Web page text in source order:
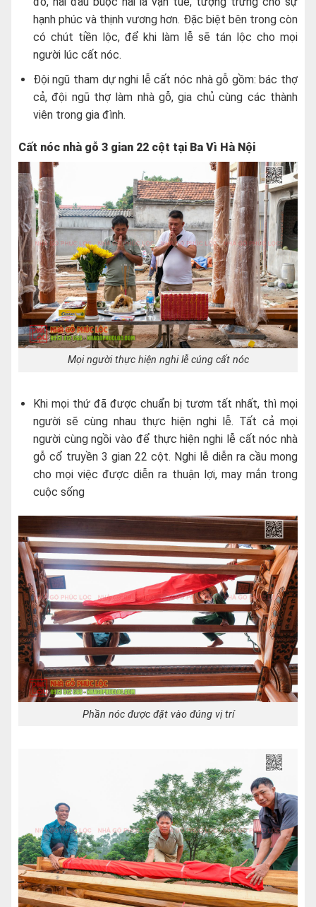
hạnh phúc và thịnh vương hơn. Đặc biệt bên trong còn
có chút tiền lộc, để khi làm lễ sẽ tán lộc cho mọi
người lúc cất nóc.
Đội ngũ tham dự nghi lễ cất nóc nhà gỗ gồm: bác thợ
cả, đội ngũ thợ làm nhà gỗ, gia chủ cùng các thành
viên trong gia đình.
Cất nóc nhà gỗ 3 gian 22 cột tại Ba Vì Hà Nội
Mọi người thực hiện nghi lễ cúng cất nóc
Khi mọi thứ đã được chuẩn bị tươm tất nhất, thì mọi
người sẽ cùng nhau thực hiện nghi lễ. Tất cả mọi
người cùng ngồi vào để thực hiện nghi lễ cất nóc nhà
gỗ cổ truyền 3 gian 22 cột. Nghi lễ diễn ra cầu mong
cho mọi việc được diễn ra thuận lợi, may mắn trong
cuộc sống
Phần nóc được đặt vào đúng vị trí